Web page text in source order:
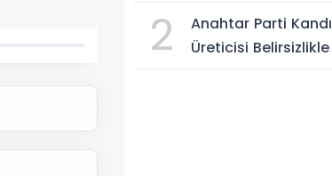
2
Anahtar Parti
Üreticisi